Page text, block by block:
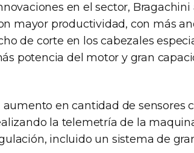
en el sector, Bragachini
mayor productividad, con más
de corte en los cabezales
potencia del motor y gran
aumento en cantidad de sensores
la telemetría de la
incluido un sistema de